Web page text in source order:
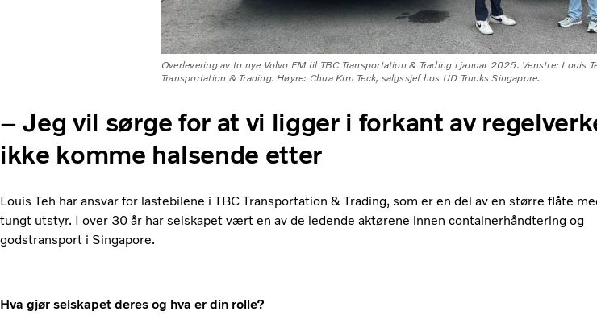
Overlevering av to nye Volvo FM til TBC Transportation & Trading i januar 2025. Venstre: Louis
Transportation & Trading. Høyre: Chua Kim Teck, salgssjef hos UD Trucks Singapore.
– Jeg vil sørge for at vi ligger i forkant av
ikke komme halsende etter
Louis Teh har ansvar for lastebilene i TBC Transportation & Trading, som er en del av en større flåte
tungt utstyr. I over 30 år har selskapet vært en av de ledende aktørene innen containerhåndtering og
godstransport i Singapore.
Hva gjør selskapet deres og hva er din rolle?